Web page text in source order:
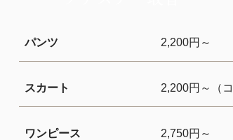
パンツ 2,200円～
スカート 2,200円～（
ワンピース 2,750円～